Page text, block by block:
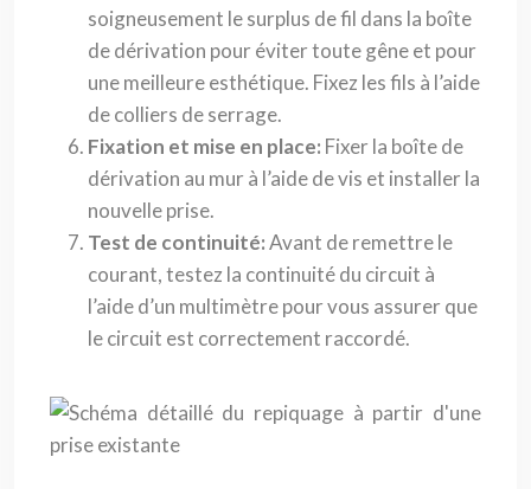
soigneusement le surplus de fil dans la boîte
de dérivation pour éviter toute gêne et pour
une meilleure esthétique. Fixez les fils à l’aide
de colliers de serrage.
Fixation et mise en place: Fixer la boîte de
dérivation au mur à l’aide de vis et installer la
nouvelle prise.
Test de continuité:Avant de remettre le
courant, testez la continuité du circuit à
l’aide d’un multimètre pour vous assurer que
le circuit est correctement raccordé.